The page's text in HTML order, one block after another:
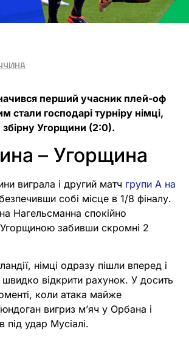
перший учасник плей-оф
стали господарі турніру німці,
збірну Угорщини (2:0).
– Угорщина
виграла і другий матч групи A на
собі місце в 1/8 фіналу.
Нагельсманна спокійно
Угорщиною забивши скромні 2
німці одразу пішли вперед і
відкрити рахунок. У досить
коли атака майже
вигриз мʼяч у Орбана і
під удар Мусіалі.